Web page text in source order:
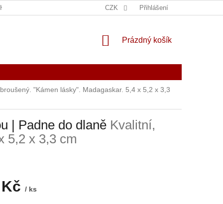
EUROPE POUČENÍ O PRÁVU NA
CZK Přihlášení
NÁKUPNÍ
Prázdný košík
"Kámen lásky". Madagaskar. 5,4 x 5,2 x 3,3
| Padne do dlaně Kvalitní,
5,2 x 3,3 cm
/ ks